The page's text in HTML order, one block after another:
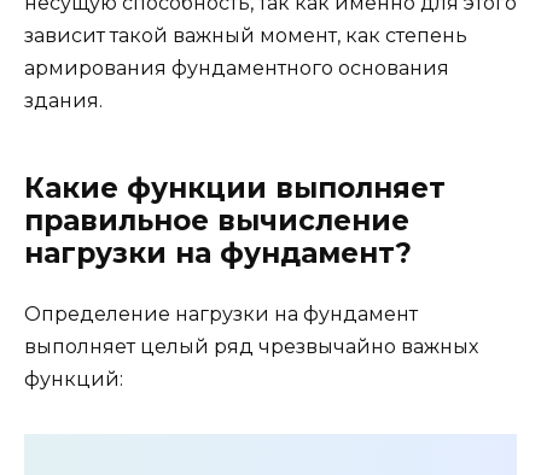
зависит такой важный момент, как степень
армирования фундаментного основания
здания.
Какие функции выполняет
правильное вычисление
нагрузки на фундамент?
Определение нагрузки на фундамент
выполняет целый ряд чрезвычайно важных
функций: